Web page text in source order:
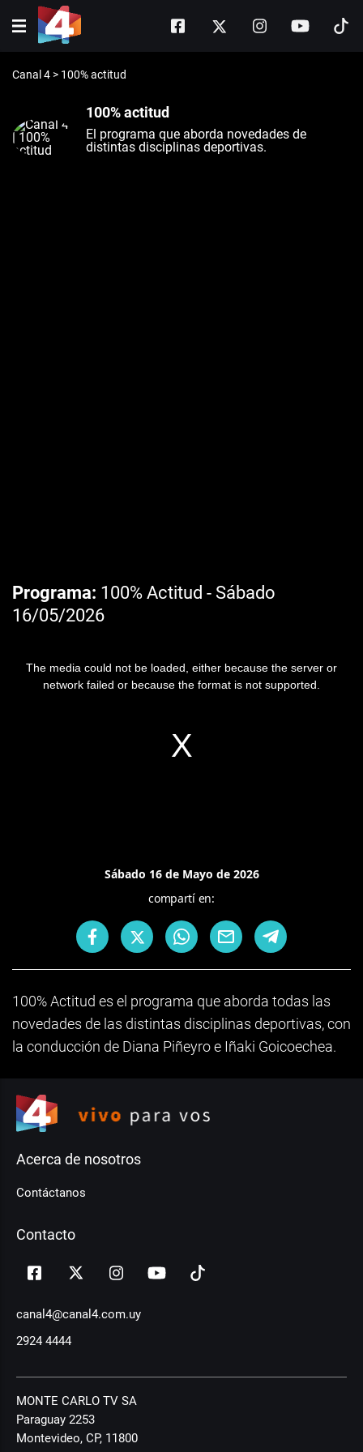
Canal 4 > 100% actitud
100% actitud
El programa que aborda novedades de
distintas disciplinas deportivas.
Programa 100% Actitud - Sábado
16/05/2026
The media could not be loaded, either because the server or
network failed or because the format is not supported.
Sábado 16 de Mayo de 2026
compartí en:
100% Actitud es el programa que aborda todas las
novedades de las distintas disciplinas deportivas, con
la conducción de Diana Piñeyro e Iñaki Goicoechea.
Acerca de nosotros
Contáctanos
Contacto
canal4@canal4.com.uy
2924 4444
MONTE CARLO TV SA
Paraguay 2253
Montevideo, CP, 11800